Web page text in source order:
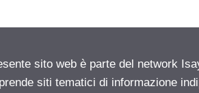
sito web è parte del network
siti tematici di informazione